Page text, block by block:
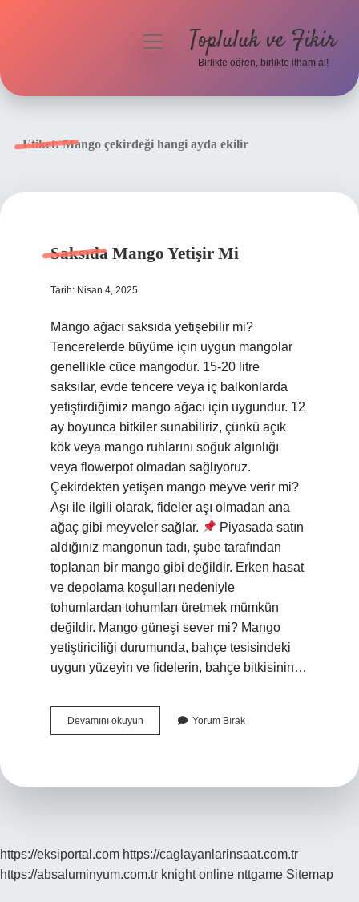
menüyüTopluluk ve Fikir
Birlikte öğren, birlikte ilham al!
Etiket:Mango çekirdeği hangi ayda ekilir
Saksıda Mango Yetişir Mi
Tarih: Nisan 4, 2025
Mango ağacı saksıda yetişebilir mi?
Tencerelerde büyüme için uygun mangolar
genellikle cüce mangodur. 15-20 litre
saksılar, evde tencere veya iç balkonlarda
yetiştirdiğimiz mango ağacı için uygundur. 12
ay boyunca bitkiler sunabiliriz, çünkü açık
kök veya mango ruhlarını soğuk algınlığı
veya flowerpot olmadan sağlıyoruz.
Çekirdekten yetişen mango meyve verir mi?
Aşı ile ilgili olarak, fideler aşı olmadan ana
ağaç gibi meyveler sağlar.
Piyasada satın
aldığınız mangonun tadı, şube tarafından
toplanan bir mango gibi değildir. Erken hasat
ve depolama koşulları nedeniyle
tohumlardan tohumları üretmek mümkün
değildir. Mango güneşi sever mi? Mango
yetiştiriciliği durumunda, bahçe tesisindeki
uygun yüzeyin ve fidelerin, bahçe bitkisinin…
Devamını okuyun
Mango
Yorum Bırak
https://eksiportal.com https://caglayanlarinsaat.com.tr
https://absaluminyum.com.tr knight online nttgame Sitemap